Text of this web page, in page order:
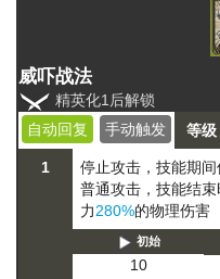
威吓战法
精英化1后解锁
自动回复
手动触发 等级
1 停止攻击，技能期间
普通攻击 ，技能结
力280%的物理伤害
初始
10